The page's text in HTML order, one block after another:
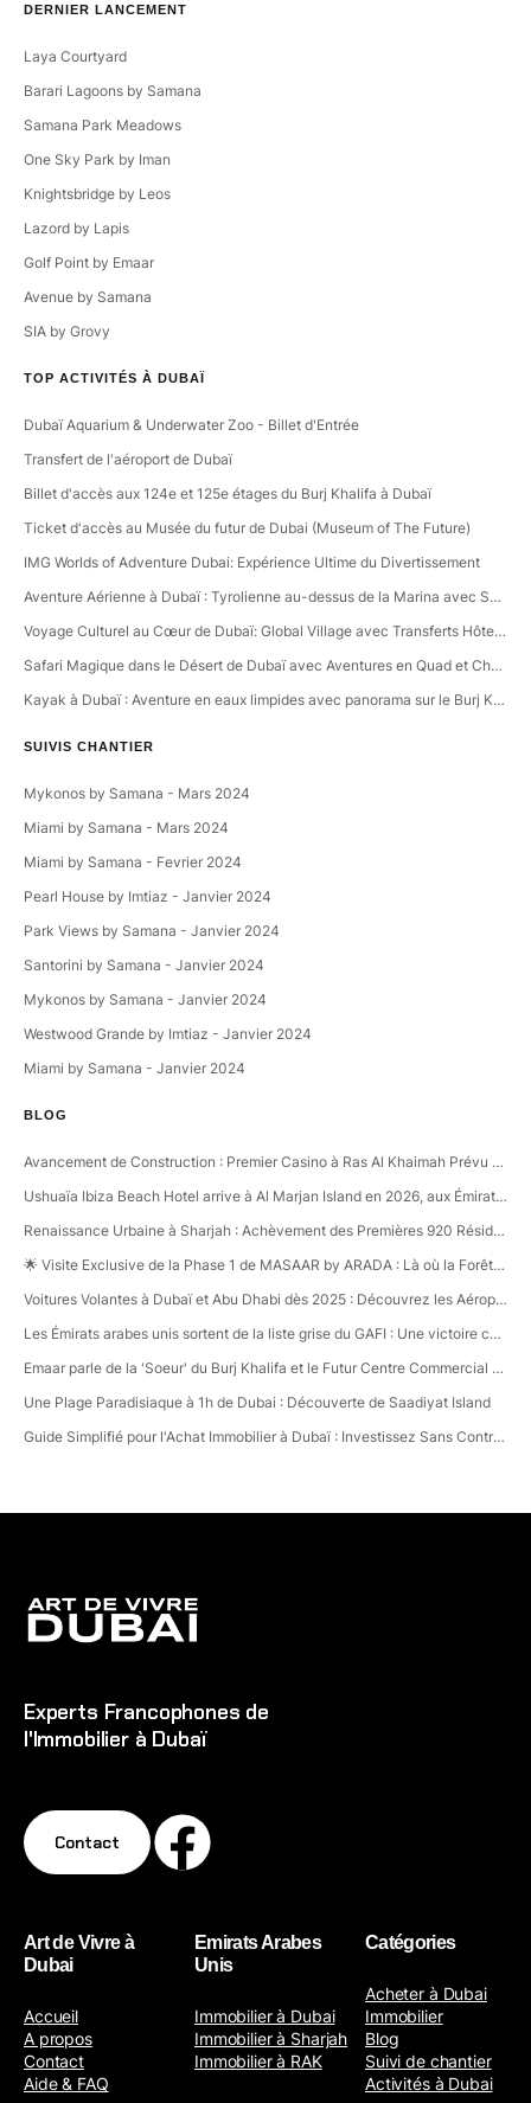
DERNIER LANCEMENT
Laya Courtyard
Barari Lagoons by Samana
Samana Park Meadows
One Sky Park by Iman
Knightsbridge by Leos
Lazord by Lapis
Golf Point by Emaar
Avenue by Samana
SIA by Grovy
TOP ACTIVITÉS À DUBAÏ
Dubaï Aquarium & Underwater Zoo - Billet d'Entrée
Transfert de l'aéroport de Dubaï
Billet d'accès aux 124e et 125e étages du Burj Khalifa à Dubaï
Ticket d'accès au Musée du futur de Dubai (Museum of The Future)
IMG Worlds of Adventure Dubai: Expérience Ultime du Divertissement
Aventure Aérienne à Dubaï : Tyrolienne au-dessus de la Marina avec Souvenirs Inclus
Voyage Culturel au Cœur de Dubaï: Global Village avec Transferts Hôteliers Inclus
Safari Magique dans le Désert de Dubaï avec Aventures en Quad et Chameau
Kayak à Dubaï : Aventure en eaux limpides avec panorama sur le Burj Khalifa.
SUIVIS CHANTIER
Mykonos by Samana - Mars 2024
Miami by Samana - Mars 2024
Miami by Samana - Fevrier 2024
Pearl House by Imtiaz - Janvier 2024
Park Views by Samana - Janvier 2024
Santorini by Samana - Janvier 2024
Mykonos by Samana - Janvier 2024
Westwood Grande by Imtiaz - Janvier 2024
Miami by Samana - Janvier 2024
BLOG
Avancement de Construction : Premier Casino à Ras Al Khaimah Prévu pour 2027!
Ushuaïa Ibiza Beach Hotel arrive à Al Marjan Island en 2026, aux Émirats arabes unis
Renaissance Urbaine à Sharjah : Achèvement des Premières 920 Résidences dans le Quartier Créatif d'Aljada
🌟 Visite Exclusive de la Phase 1 de MASAAR by ARADA : Là où la Forêt Rencontre le Désert 🏡🌳
Voitures Volantes à Dubaï et Abu Dhabi dès 2025 : Découvrez les Aéroports Verticaux
Les Émirats arabes unis sortent de la liste grise du GAFI : Une victoire contre la criminalité financière!
Emaar parle de la 'Soeur' du Burj Khalifa et le Futur Centre Commercial Révolutionnaire à Dubai Creek Harbour ! 🛍️
Une Plage Paradisiaque à 1h de Dubai : Découverte de Saadiyat Island
Guide Simplifié pour l'Achat Immobilier à Dubaï : Investissez Sans Contraintes
Experts Francophones de
l'Immobilier à Dubaï
Contact
Art de Vivre à
Dubai
Accueil
A propos
Contact
Aide & FAQ
Emirats Arabes
Unis
Immobilier à Dubai
Immobilier à Sharjah
Immobilier à RAK
Catégories
Acheter à Dubai
Immobilier
Blog
Suivi de chantier
Activités à Dubai